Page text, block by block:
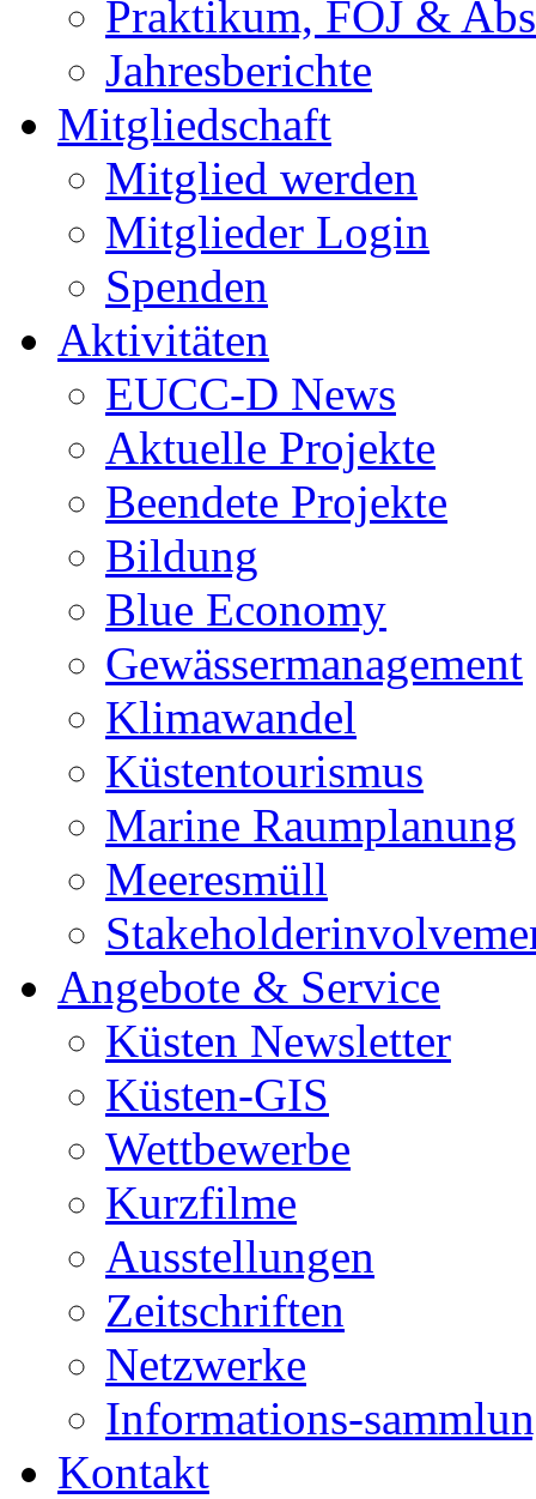
Praktikum, FÖJ &
Jahresberichte
Mitgliedschaft
Mitglied werden
Mitglieder Login
Spenden
Aktivitäten
EUCC-D News
Aktuelle Projekte
Beendete Projekte
Bildung
Blue Economy
Gewässermanagement
Klimawandel
Küstentourismus
Marine Raumplanung
Meeresmüll
Angebote & Service
Küsten Newsletter
Küsten-GIS
Wettbewerbe
Kurzfilme
Ausstellungen
Zeitschriften
Netzwerke
Informations-
Kontakt